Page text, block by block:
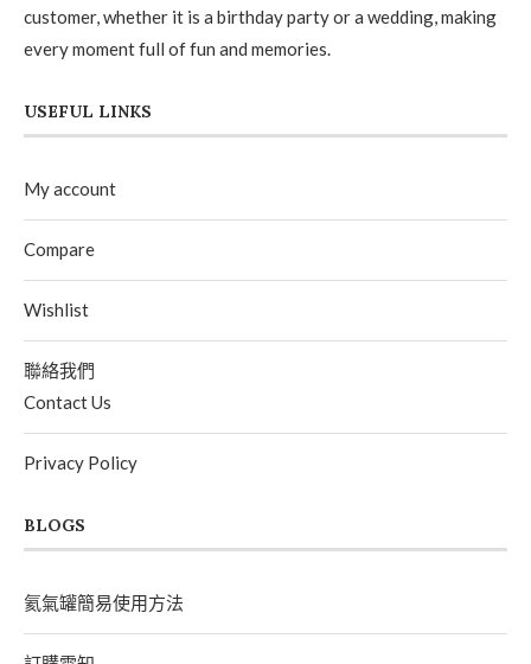
customer, whether it is a birthday party or a wedding, making
every moment full of fun and memories.
USEFUL LINKS
My account
Compare
Wishlist
聯絡我們
Contact Us
Privacy Policy
BLOGS
氦氣罐簡易使用方法